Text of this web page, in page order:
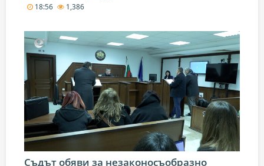
18:56
1,386
Съдът обяви за незаконосъобразно